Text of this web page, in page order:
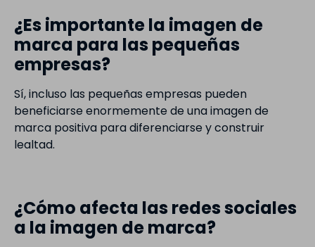
¿Es importante la imagen de
marca para las pequeñas
empresas?
Sí, incluso las pequeñas empresas pueden
beneficiarse enormemente de una imagen de
marca positiva para diferenciarse y construir
lealtad.
¿Cómo afecta las redes sociales
a la imagen de marca?